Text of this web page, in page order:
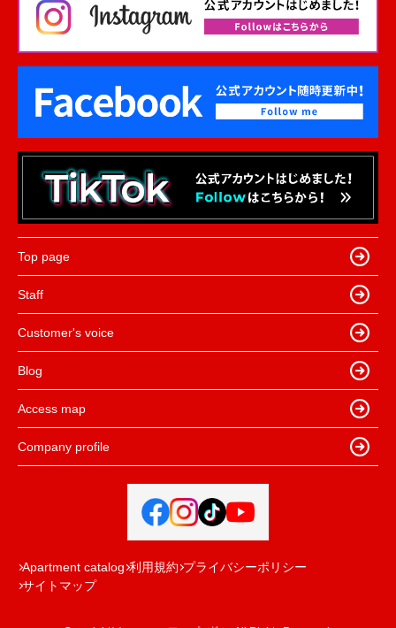
Top page
Staff
Customer's voice
Blog
Access map
Company profile
Apartment catalog 利用規約 プライバシーポリシー
サイトマップ